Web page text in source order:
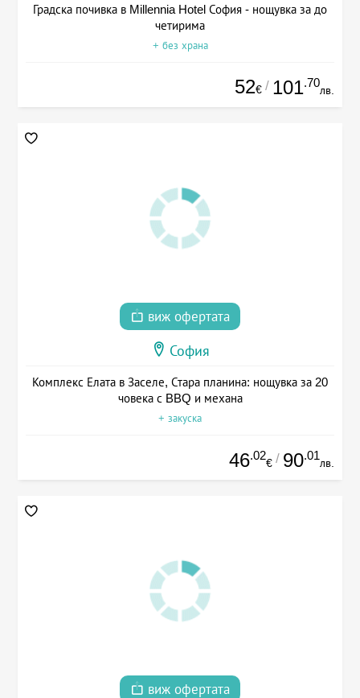
Градска почивка в Millennia Hotel София - нощувка за до
четирима
+ без храна
52€ / 101.70
лв.
виж офертата
София
Комплекс Елата в Заселе, Стара планина: нощувка за 20
човека с BBQ и механа
+ закуска
46.02
€ / 90.01
лв.
виж офертата